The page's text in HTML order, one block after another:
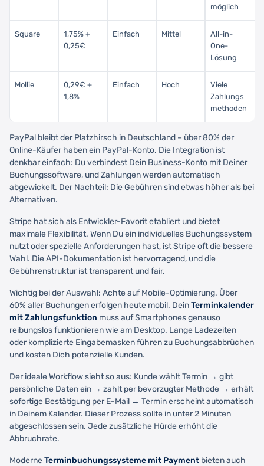
möglich
Square
1,75% +
0,25€
Einfach Mittel
All-in-
One-
Lösung
Mollie
0,29€ +
1,8%
Einfach Hoch
Viele
Zahlungs
methoden
PayPal bleibt der Platzhirsch in Deutschland – über 80% der
Online-Käufer haben ein PayPal-Konto. Die Integration ist
denkbar einfach: Du verbindest Dein Business-Konto mit Deiner
Buchungssoftware, und Zahlungen werden automatisch
abgewickelt. Der Nachteil: Die Gebühren sind etwas höher als bei
Alternativen.
Stripe hat sich als Entwickler-Favorit etabliert und bietet
maximale Flexibilität. Wenn Du ein individuelles Buchungssystem
nutzt oder spezielle Anforderungen hast, ist Stripe oft die bessere
Wahl. Die API-Dokumentation ist hervorragend, und die
Gebührenstruktur ist transparent und fair.
Wichtig bei der Auswahl: Achte auf Mobile-Optimierung. Über
60% aller Buchungen erfolgen heute mobil. DeinTerminkalender
mit Zahlungsfunktion muss auf Smartphones genauso
reibungslos funktionieren wie am Desktop. Lange Ladezeiten
oder komplizierte Eingabemasken führen zu Buchungsabbrüchen
und kosten Dich potenzielle Kunden.
Der ideale Workflow sieht so aus: Kunde wählt Termin → gibt
persönliche Daten ein → zahlt per bevorzugter Methode → erhält
sofortige Bestätigung per E-Mail → Termin erscheint automatisch
in Deinem Kalender. Dieser Prozess sollte in unter 2 Minuten
abgeschlossen sein. Jede zusätzliche Hürde erhöht die
Abbruchrate.
ModerneTerminbuchungssysteme mit Payment bieten auch